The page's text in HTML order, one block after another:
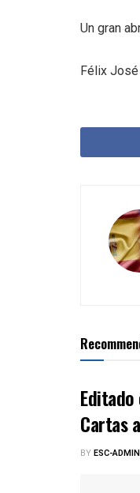
Un gran
Félix
Cartas
BYESC-ADMIN